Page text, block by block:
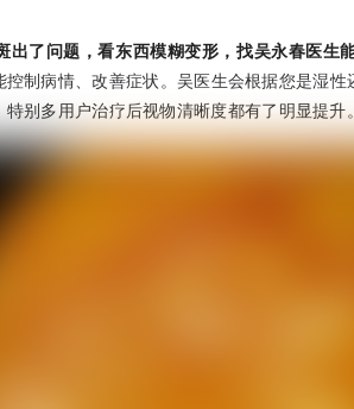
出了问题，看东西模糊变形，找吴永春医生
制病情、改善症状。吴医生会根据您是湿
别多用户治疗后视物清晰度都有了明显提升。